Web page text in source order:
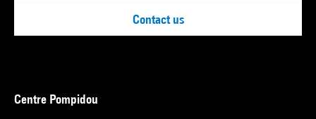
Contact us
Centre Pompidou